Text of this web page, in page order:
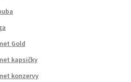
Gold
kapsičky
konzervy